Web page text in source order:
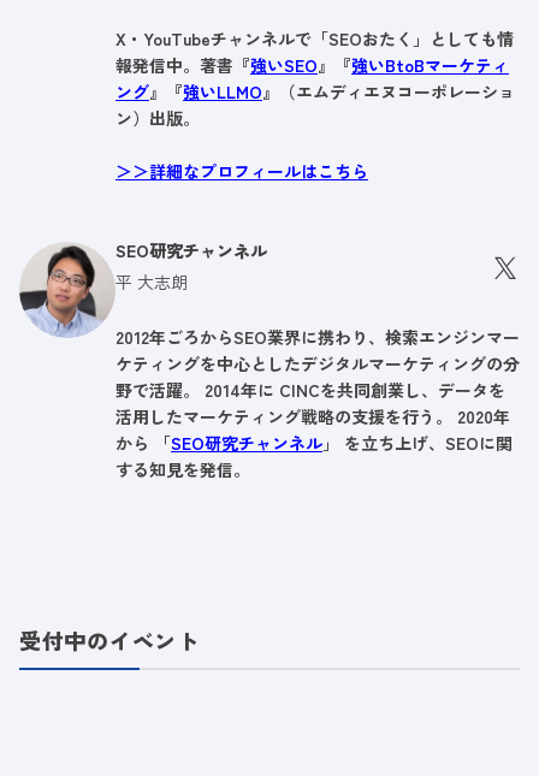
X・YouTubeチャンネルで「SEOおたく」としても情
報発信中。著書『強いSEO』『強いBtoBマーケティ
ング』『強いLLMO』（エムディエヌコーポレーショ
ン）出版。
＞＞詳細なプロフィールはこちら
SEO研究チャンネル
平 大志朗
2012年ごろからSEO業界に携わり、検索エンジンマー
ケティングを中心としたデジタルマーケティングの分
野で活躍。 2014年に CINCを共同創業し、データを
活用したマーケティング戦略の支援を行う。 2020年
から 「SEO研究チャンネル 」 を立ち上げ、SEOに関
する知見を発信。
受付中のイベント